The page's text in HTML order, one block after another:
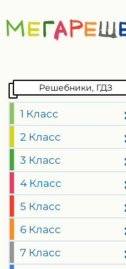
Решебники, ГДЗ
1 Класс
2 Класс
3 Класс
4 Класс
5 Класс
6 Класс
7 Класс